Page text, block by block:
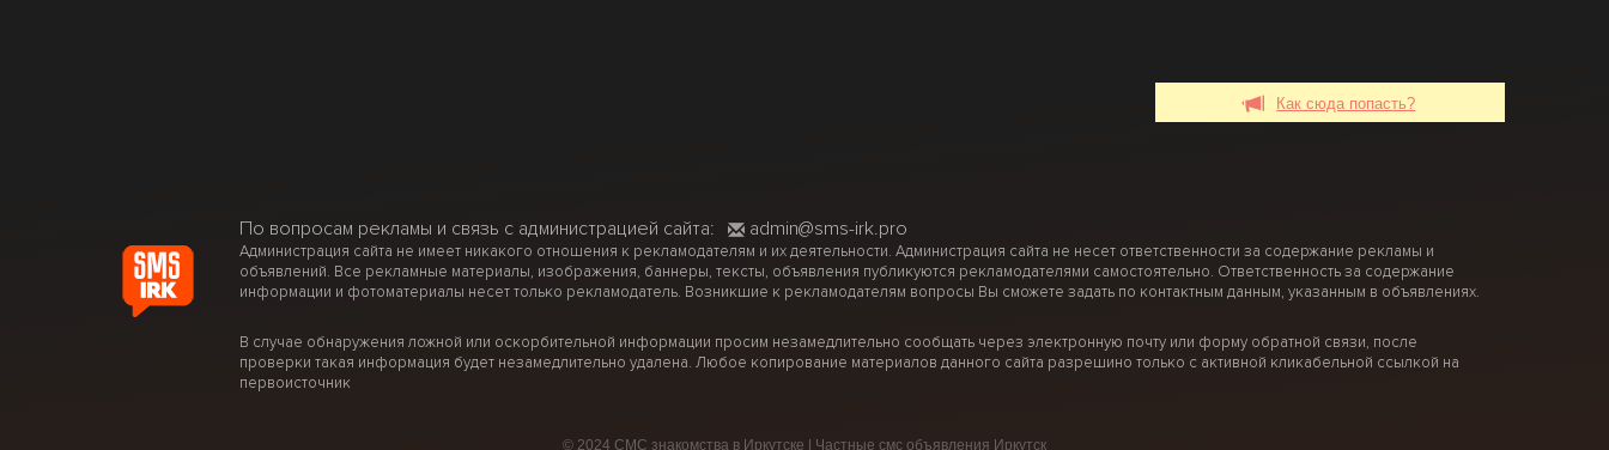
Как сюда попасть?
По вопросам рекламы и связь с администрацией сайта: admin@sms-irk.pro
Администрация сайта не имеет никакого отношения к рекламодателям и их деятельности. Администрация сайта не несет ответственности за содержание рекламы и
объявлений. Все рекламные материалы, изображения, баннеры, тексты, объявления публикуются рекламодателями самостоятельно. Ответственность за содержание
информации и фотоматериалы несет только рекламодатель. Возникшие к рекламодателям вопросы Вы сможете задать по контактным данным, указанным в объявлениях.
В случае обнаружения ложной или оскорбительной информации просим незамедлительно сообщать через электронную почту или форму обратной связи, после
проверки такая информация будет незамедлительно удалена. Любое копирование материалов данного сайта разрешино только с активной кликабельной ссылкой на
первоисточник
© 2024 СМС знакомства в Иркутске | Частные смс объявления Иркутск